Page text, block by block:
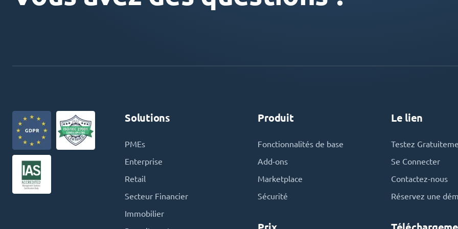
Solutions
PMEs
Enterprise
Retail
Secteur Financier
Immobilier
Produit
Fonctionnalités de base
Add-ons
Marketplace
Sécurité
Le lien
Testez
Se Connecter
Contactez-nous
Réservez une